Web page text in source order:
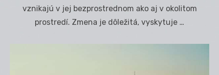
vznikajú v jej bezprostrednom ako aj v okolitom
prostredí. Zmena je dôležitá, vyskytuje …